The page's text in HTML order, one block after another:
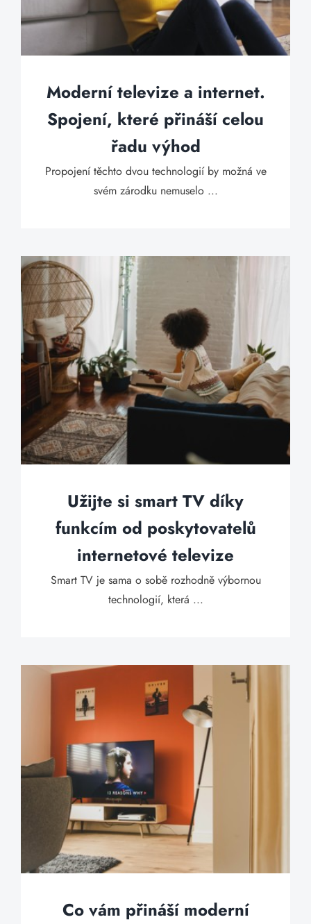
Moderní televize a internet.
Spojení, které přináší celou
řadu výhod
Propojení těchto dvou technologií by možná ve
svém zárodku nemuselo ...
Užijte si smart TV díky
funkcím od poskytovatelů
internetové televize
Smart TV je sama o sobě rozhodně výbornou
technologií, která ...
Co vám přináší moderní